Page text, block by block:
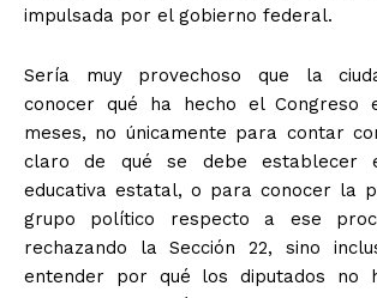
impulsada por el gobierno federal.
Sería muy provechoso que la
conocer qué ha hecho el Congreso
meses, no únicamente para contar
claro de qué se debe establecer
educativa estatal, o para conocer la
grupo político respecto a ese
rechazando la Sección 22, sino
entender por qué los diputados no